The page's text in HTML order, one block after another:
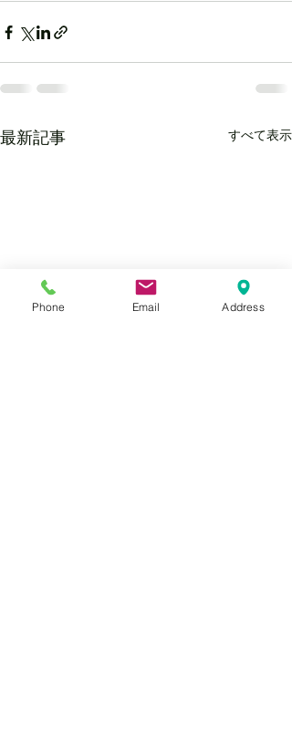
最新記事 すべて表示
Phone Email Address